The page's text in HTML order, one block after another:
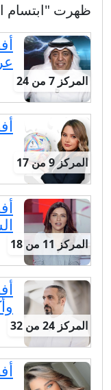
ظهرت "ابتسام
المركز 7 من 24
المركز 9 من 17
المركز 11 من 18
المركز 24 من 32